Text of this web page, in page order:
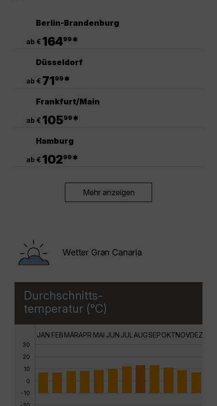
Berlin-Brandenburg
ab € 16499*
Düsseldorf
ab € 7199*
Frankfurt/Main
ab € 10599*
Hamburg
ab € 10299*
Mehr anzeigen
Wetter Gran Canaria
Durchschnitts-
temperatur (°C)
30
20
10
0
-10
JAN FEBMÄRAPR MAI JUN JUL AUGSEPOKTNOVDEZ